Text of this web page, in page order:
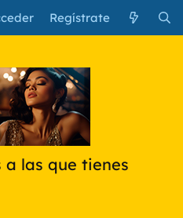
Regístrate
las que tienes